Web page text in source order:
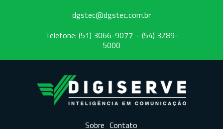
dgstec@dgstec.com.br
Telefone: (51) 3066-9077 – (54) 3289-
5000
Sobre Contato